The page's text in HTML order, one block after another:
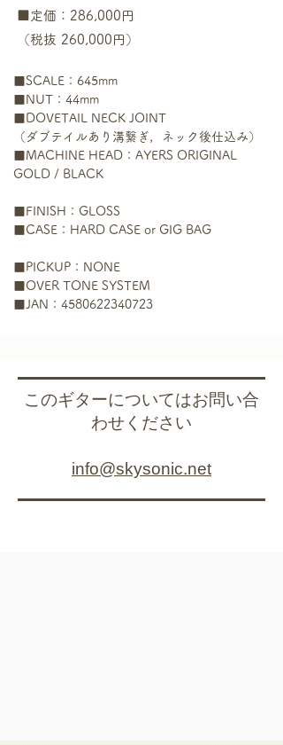
■定価：286,000円
（税抜 260,000円）
■SCALE：645mm
■NUT：44mm
■DOVETAIL NECK JOINT
（ダブテイルあり溝繋ぎ，ネック後仕込み）
■MACHINE HEAD：AYERS ORIGINAL
GOLD / BLACK
■FINISH：GLOSS
■CASE：HARD CASE or GIG BAG
■PICKUP：NONE
■OVER TONE SYSTEM
​■JAN：4580622340723
このギターについてはお問い合
わせください
​info@skysonic.net